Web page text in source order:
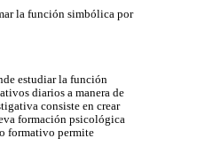
la función simbólica por
estudiar la función
diarios a manera de
consiste en crear
formación psicológica
formativo permite